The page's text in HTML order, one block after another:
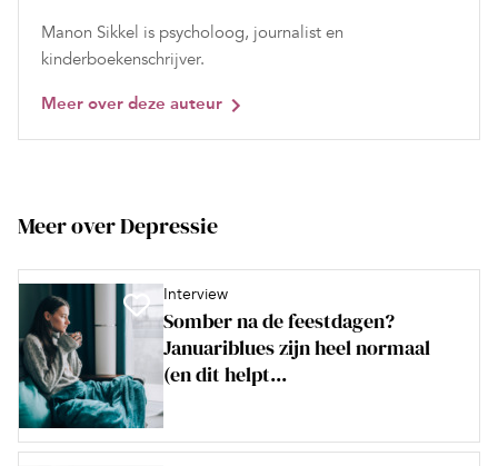
Manon Sikkel is psycholoog, journalist en
kinderboekenschrijver.
Meer over deze auteur
Meer over Depressie
Interview
Somber na de feestdagen?
Januariblues zijn heel normaal
(en dit helpt...